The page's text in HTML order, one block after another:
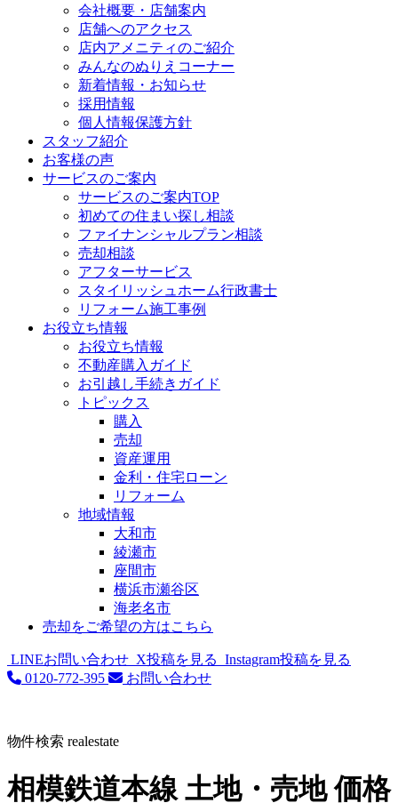
会社概要・店舗案内
店舗へのアクセス
店内アメニティのご紹介
みんなのぬりえコーナー
新着情報・お知らせ
採用情報
個人情報保護方針
スタッフ紹介
お客様の声
サービスのご案内
サービスのご案内TOP
初めての住まい探し相談
ファイナンシャルプラン相談
売却相談
アフターサービス
スタイリッシュホーム行政書士
リフォーム施工事例
お役立ち情報
お役立ち情報
不動産購入ガイド
お引越し手続きガイド
トピックス
購入
売却
資産運用
金利・住宅ローン
リフォーム
地域情報
大和市
綾瀬市
座間市
横浜市瀬谷区
海老名市
売却をご希望の方はこちら
LINEお問い合わせ X投稿を見る Instagram投稿を見る
0120-772-395
お問い合わせ
物件検索 realestate
相模鉄道本線 土地・売地 価格